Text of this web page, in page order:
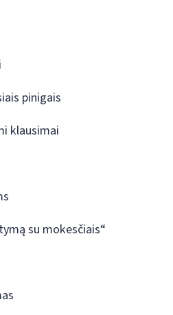
pinigais
klausimai
su mokesčiais“